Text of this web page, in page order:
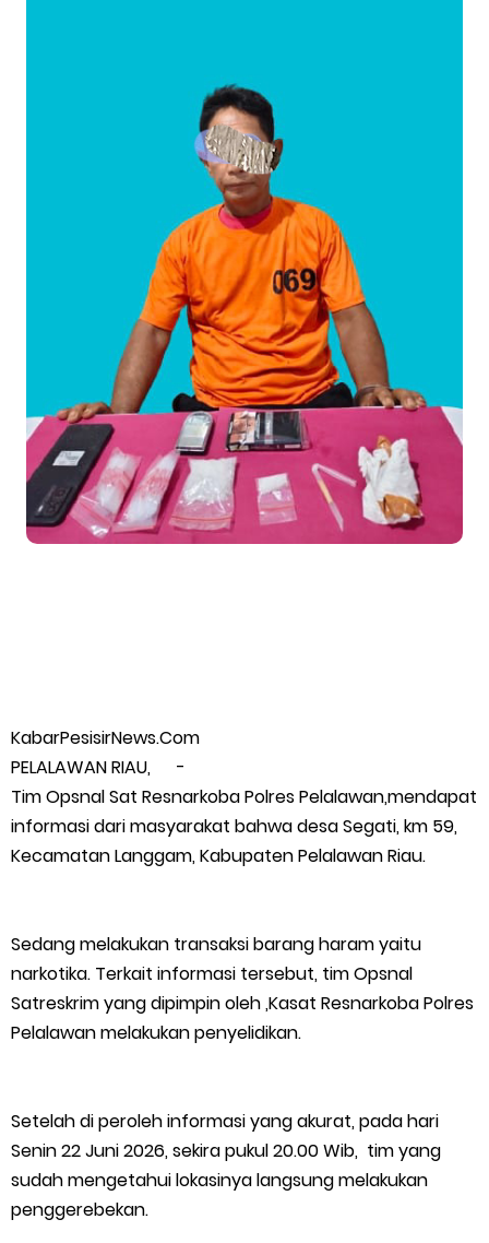
Saat Duka Menyelimuti Korban Serangan Monyet, YBM PLN UP3
Rengat Bersama PW IWO Riau Ulurkan Tangan Kemanusiaan
Wabup Meranti Serahkan Santunan BPJS Rp52 Juta,
Optimalisasi Pelaksanaan Program Jaminan Sosial
Ketenagakerjaan Diperkuat
Usut Skandal Lahan Ulayat Desa Palas, Sekoci24.co Resmi
Layangkan Surat Konfirmasi ke PT Arara Abadi.
Meranti 2026, 30 Putra-Putri Terbaik Disiapkan Kibarkan Merah
Putih
Jambore Nasional XII 2026 di Cibubur
Polres Kepulauan Meranti Gelar Ekspedisi Merah Putih" Jalin
Sinergitas dengan Insan Pers, Komunitas dan Mahasiswa
Atasi Pemadaman di Merbau.
Warga Kecamatan Merbau dan Kecamatan Putri Puyu Tuntut
Masyarakat Desa Se- Kecamatan Merbau Datangi PLTG
KabarPesisirNews.Com
PELALAWAN RIAU, -
Tim Opsnal Sat Resnarkoba Polres Pelalawan,mendapat
informasi dari masyarakat bahwa desa Segati, km 59,
Kecamatan Langgam, Kabupaten Pelalawan Riau.
Sedang melakukan transaksi barang haram yaitu
narkotika. Terkait informasi tersebut, tim Opsnal
Satreskrim yang dipimpin oleh ,Kasat Resnarkoba Polres
Pelalawan melakukan penyelidikan.
Setelah di peroleh informasi yang akurat, pada hari
Senin 22 Juni 2026, sekira pukul 20.00 Wib, tim yang
sudah mengetahui lokasinya langsung melakukan
penggerebekan.